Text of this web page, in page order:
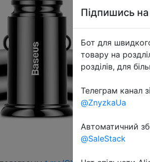
Підпишись
Бот для
товару на
розділів, для
Телеграм канал
@ZnyzkaUa
Автоматичний
@SaleStack